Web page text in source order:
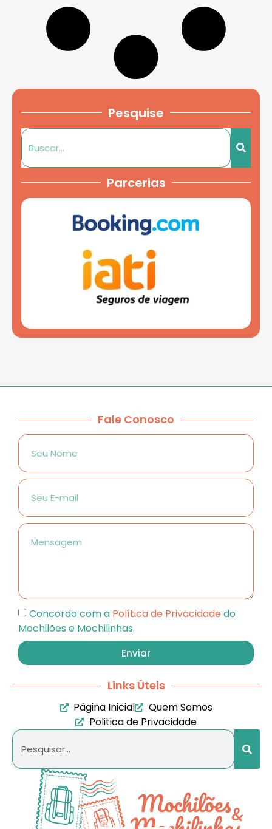
Pesquise
Parcerias
Fale Conosco
Concordo com a Política de Privacidade do
Mochilões e Mochilinhas.
Enviar
Links Úteis
Página Inicial
Quem Somos
Politica de Privacidade